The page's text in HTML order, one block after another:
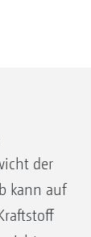
der
kann auf